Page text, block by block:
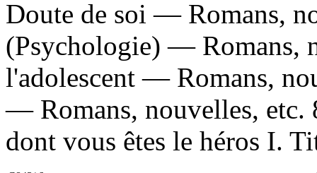
Doute de soi — Romans,
(Psychologie) — Romans,
l'adolescent — Romans,
— Romans, nouvelles, etc.
dont vous êtes le héros I.